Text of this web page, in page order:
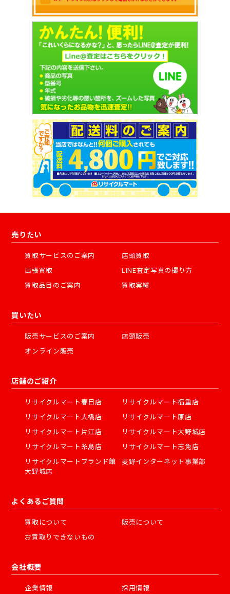
売りたい
買取サービスのご案内
店頭買取
出張買取
LINE査定写真の撮り方
買取品目のご案内
買取実績
買いたい
販売サービスのご案内
店頭販売
オンライン販売
店舗のご紹介
リサイクルマート春日店
リサイクルマート福重店
リサイクルマート大橋店
リサイクルマート原店
リサイクルマート片江店
リサイクルマート大野城店
リサイクルマート糸島店
リサイクルマート志免店
リサイクルマートブランド館
大野城店
麦野インターネット事業部
よくあるご質問
買取について
販売について
お買取りできないもの
会社概要
企業情報 採用情報